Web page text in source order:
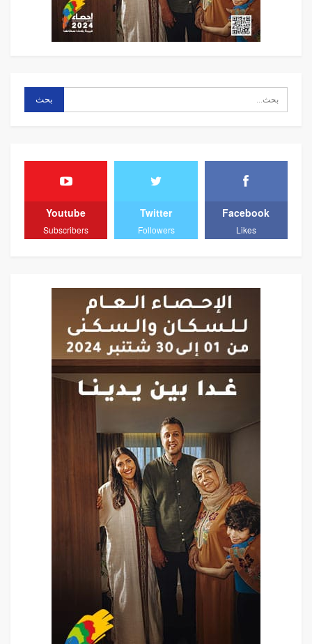
Facebook
Likes
Twitter
Followers
Youtube
Subscribers